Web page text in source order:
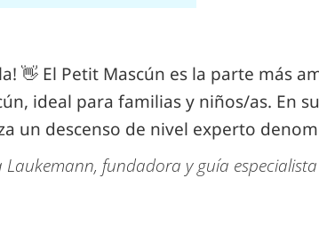
👋 El Petit Mascún es la parte más
ideal para familias y niños/as. En
un descenso de nivel experto
Laukemann, fundadora y guía